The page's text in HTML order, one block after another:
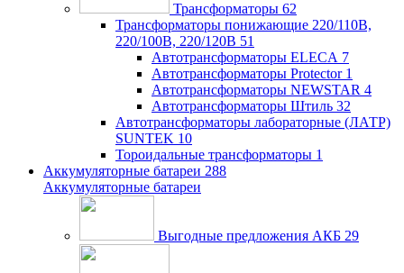
Трансформаторы 62
Трансформаторы понижающие 220/110В,
220/100В, 220/120В 51
Автотрансформаторы ELECA 7
Автотрансформаторы Protector 1
Автотрансформаторы NEWSTAR 4
Автотрансформаторы Штиль 32
Автотрансформаторы лабораторные (ЛАТР)
SUNTEK 10
Тороидальные трансформаторы 1
Аккумуляторные батареи 288
Аккумуляторные батареи
Выгодные предложения АКБ 29